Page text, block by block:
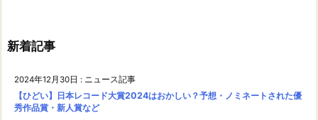
新着記事
2024年12月30日 : ニュース記事
【ひどい】日本レコード大賞2024はおかしい？予想・ノミネートされた優
秀作品賞・新人賞など